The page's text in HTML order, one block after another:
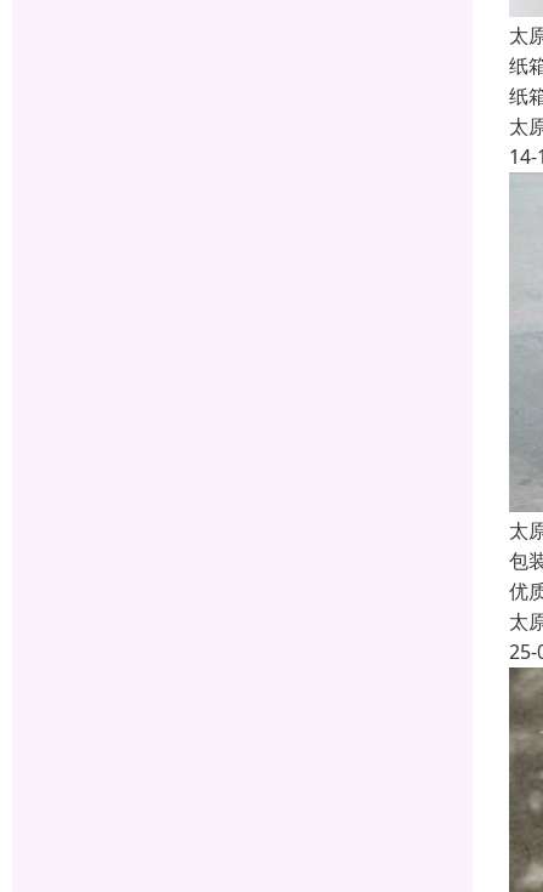
太
纸
纸
太
14-
太
包
优
太
25-